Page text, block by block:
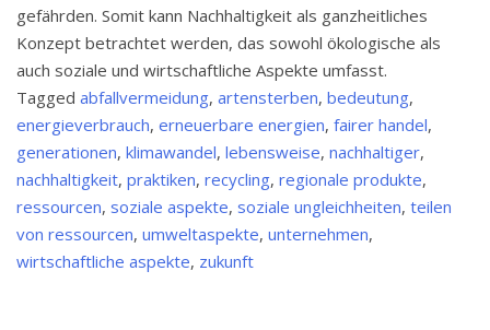
gefährden. Somit kann Nachhaltigkeit als ganzheitliches
Konzept betrachtet werden, das sowohl ökologische als
auch soziale und wirtschaftliche Aspekte umfasst.
Tagged abfallvermeidung, artensterben, bedeutung,
energieverbrauch, erneuerbare energien, fairer handel,
generationen, klimawandel, lebensweise, nachhaltiger,
nachhaltigkeit, praktiken, recycling, regionale produkte,
ressourcen, soziale aspekte, soziale ungleichheiten, teilen
von ressourcen, umweltaspekte, unternehmen,
wirtschaftliche aspekte, zukunft